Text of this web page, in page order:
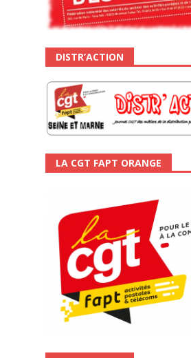
DISTR’ACTION
LA CGT FAPT ORANGE